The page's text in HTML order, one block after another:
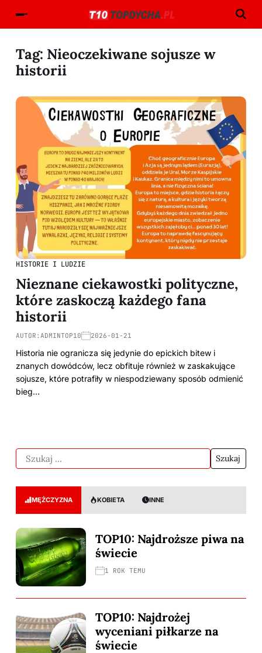
Tag: Nieoczekiwane sojusze w
historii
HISTORIE I LUDZIE
Nieznane ciekawostki polityczne,
które zaskoczą każdego fana
historii
AUTOR: ADMINTOP10 2026-01-21
Historia nie ogranicza się jedynie do epickich bitew i
znanych dowódców, lecz obfituje również w zaskakujące
sojusze, które potrafiły w niespodziewany sposób odmienić
bieg…
MĘŻCZYZNA KOBIETA INNE
TOP10: Najdroższe piwa na
świecie
1 ROK TEMU
TOP10: Najdrożej
wyceniani piłkarze na
świecie